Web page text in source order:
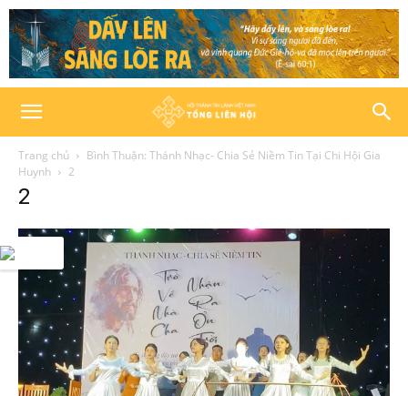
Trang chủ
Bình Thuận: Thánh Nhạc- Chia Sẻ Niềm Tin Tại Chi Hội Gia
Huynh
2
2